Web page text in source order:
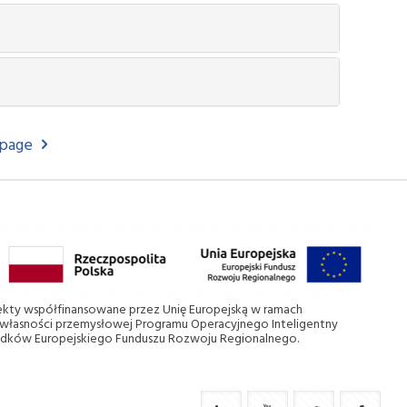
współfinansowane przez Unię Europejską w ramach
przemysłowej Programu Operacyjnego Inteligentny
Europejskiego Funduszu Rozwoju Regionalnego.